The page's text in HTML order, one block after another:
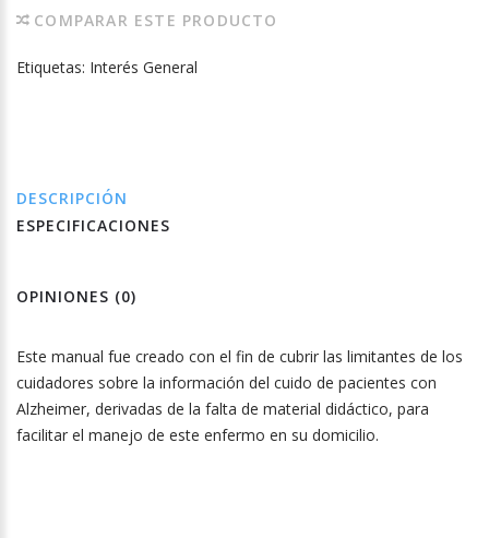
COMPARAR ESTE PRODUCTO
Etiquetas: Interés General
DESCRIPCIÓN
ESPECIFICACIONES
OPINIONES (0)
Este manual fue creado con el fin de cubrir las limitantes de los
cuidadores sobre la información del cuido de pacientes con
Alzheimer, derivadas de la falta de material didáctico, para
facilitar el manejo de este enfermo en su domicilio.